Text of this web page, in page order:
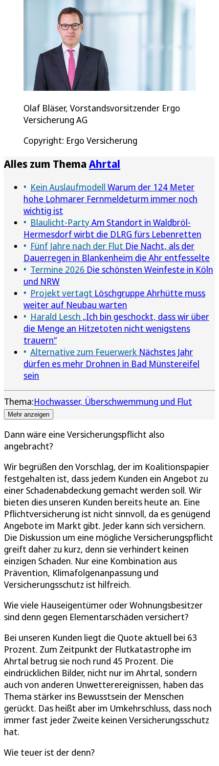
Olaf Bläser, Vorstandsvorsitzender Ergo
Versicherung AG
Copyright: Ergo Versicherung
Alles zum Thema Ahrtal
Kein Auslaufmodell Warum der 124 Meter
hohe Lohmarer Fernmeldeturm immer noch
wichtig ist
Blaulicht-PartyAm Standort in Waldbröl-
Hermesdorf wirbt die DLRG fürs Lebenretten
Fünf Jahre nach der Flut Die Nacht, als der
Dauerregen in Blankenheim die Ahr entfesselte
Termine 2026 Die schönsten Weinfeste in Köln
und NRW
Projekt vertagt Löschgruppe Ahrhütte muss
weiter auf Neubau warten
Harald Lesch „Ich bin geschockt, dass wir über
die Menge an Hitzetoten nicht wenigstens
trauern“
Alternative zum Feuerwerk Nächstes Jahr
dürfen es mehr Drohnen in Bad Münstereifel
sein
Thema:Hochwasser, Überschwemmung und Flut
Mehr anzeigen
Dann wäre eine Versicherungspflicht also
angebracht?
Wir begrüßen den Vorschlag, der im Koalitionspapier
festgehalten ist, dass jedem Kunden ein Angebot zu
einer Schadenabdeckung gemacht werden soll. Wir
bieten dies unseren Kunden bereits heute an. Eine
Pflichtversicherung ist nicht sinnvoll, da es genügend
Angebote im Markt gibt. Jeder kann sich versichern.
Die Diskussion um eine mögliche Versicherungspflicht
greift daher zu kurz, denn sie verhindert keinen
einzigen Schaden. Nur eine Kombination aus
Prävention, Klimafolgenanpassung und
Versicherungsschutz ist hilfreich.
Wie viele Hauseigentümer oder Wohnungsbesitzer
sind denn gegen Elementarschäden versichert?
Bei unseren Kunden liegt die Quote aktuell bei 63
Prozent. Zum Zeitpunkt der Flutkatastrophe im
Ahrtal betrug sie noch rund 45 Prozent. Die
eindrücklichen Bilder, nicht nur im Ahrtal, sondern
auch von anderen Unwetterereignissen, haben das
Thema stärker ins Bewusstsein der Menschen
gerückt. Das heißt aber im Umkehrschluss, dass noch
immer fast jeder Zweite keinen Versicherungsschutz
hat.
Wie teuer ist der denn?